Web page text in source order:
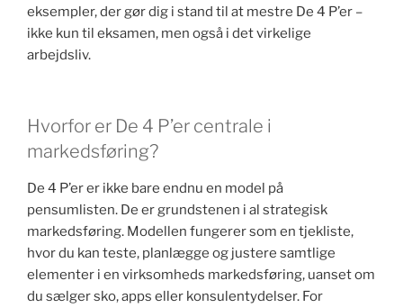
eksempler, der gør dig i stand til at mestre De 4 P’er –
ikke kun til eksamen, men også i det virkelige
arbejdsliv.
Hvorfor er De 4 P’er centrale i
markedsføring?
De 4 P’er er ikke bare endnu en model på
pensumlisten. De er grundstenen i al strategisk
markedsføring. Modellen fungerer som en tjekliste,
hvor du kan teste, planlægge og justere samtlige
elementer i en virksomheds markedsføring, uanset om
du sælger sko, apps eller konsulentydelser. For